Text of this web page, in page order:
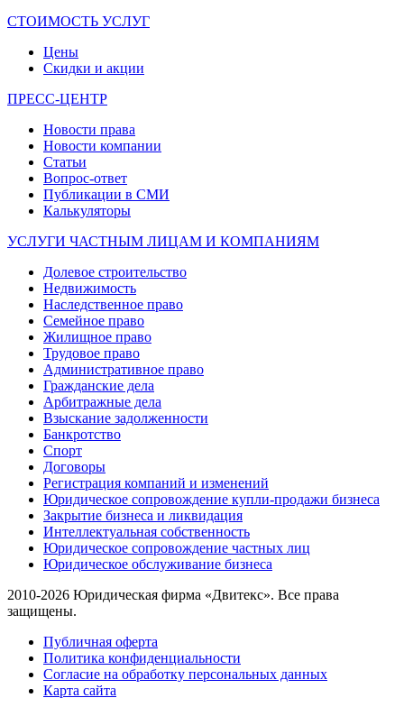
СТОИМОСТЬ УСЛУГ
Цены
Скидки и акции
ПРЕСС-ЦЕНТР
Новости права
Новости компании
Статьи
Вопрос-ответ
Публикации в СМИ
Калькуляторы
УСЛУГИ ЧАСТНЫМ ЛИЦАМ И КОМПАНИЯМ
Долевое строительство
Недвижимость
Наследственное право
Семейное право
Жилищное право
Трудовое право
Административное право
Гражданские дела
Арбитражные дела
Взыскание задолженности
Банкротство
Спорт
Договоры
Регистрация компаний и изменений
Юридическое сопровождение купли-продажи бизнеса
Закрытие бизнеса и ликвидация
Интеллектуальная собственность
Юридическое сопровождение частных лиц
Юридическое обслуживание бизнеса
2010-2026 Юридическая фирма «Двитекс». Все права
защищены.
Публичная оферта
Политика конфиденциальности
Согласие на обработку персональных данных
Карта сайта